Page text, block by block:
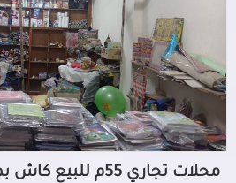
محلات تجاري 55م للبيع كاش بميامي الإسكندرية